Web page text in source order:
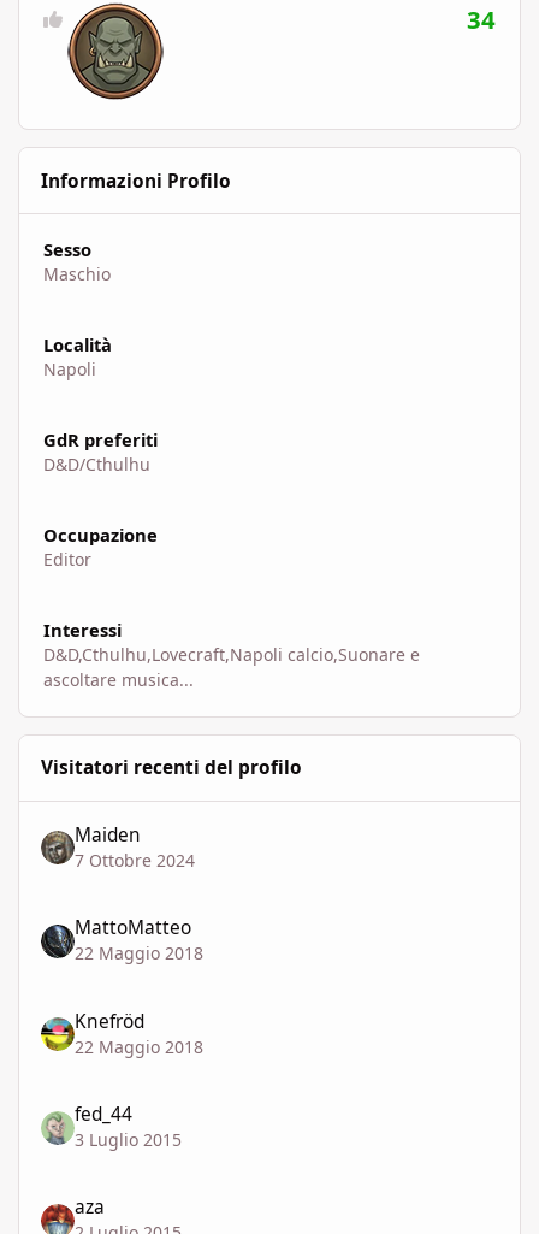
34
Informazioni Profilo
Sesso
Maschio
Località
Napoli
GdR preferiti
D&D/Cthulhu
Occupazione
Editor
Interessi
D&D,Cthulhu,Lovecraft,Napoli calcio,Suonare e
ascoltare musica...
Visitatori recenti del profilo
Maiden
7 Ottobre 2024
MattoMatteo
22 Maggio 2018
Knefröd
22 Maggio 2018
fed_44
3 Luglio 2015
aza